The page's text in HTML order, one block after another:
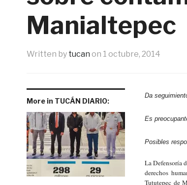
Manialtepec
Written by tucan on 1 octubre, 2014
More in TUCÁN DIARIO:
Da
Es
Posibles
La Defensoría
derechos
Tututepec de